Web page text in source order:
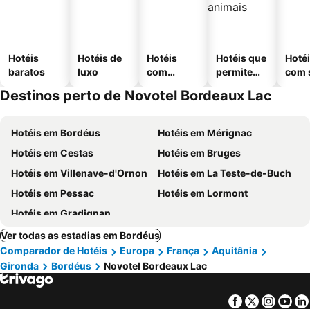
Hotéis
baratos
Hotéis de
luxo
Hotéis
com
Hotéis que
permitem
com
Destinos perto de Novotel Bordeaux Lac
Hotéis em Bordéus
Hotéis em Mérignac
Hotéis em Cestas
Hotéis em Bruges
Hotéis em Villenave-d'Ornon
Hotéis em La Teste-de-Buch
Hotéis em Pessac
Hotéis em Lormont
Hotéis em Gradignan
Ver todas as estadias em Bordéus
Comparador de Hotéis
Europa França
Aquitânia
Gironda
Bordéus Novotel Bordeaux Lac
Facebook
Twitter